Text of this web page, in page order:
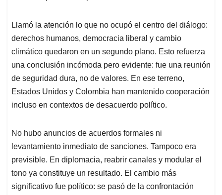
Llamó la atención lo que no ocupó el centro del diálogo:
derechos humanos, democracia liberal y cambio
climático quedaron en un segundo plano. Esto refuerza
una conclusión incómoda pero evidente: fue una reunión
de seguridad dura, no de valores. En ese terreno,
Estados Unidos y Colombia han mantenido cooperación
incluso en contextos de desacuerdo político.
No hubo anuncios de acuerdos formales ni
levantamiento inmediato de sanciones. Tampoco era
previsible. En diplomacia, reabrir canales y modular el
tono ya constituye un resultado. El cambio más
significativo fue político: se pasó de la confrontación